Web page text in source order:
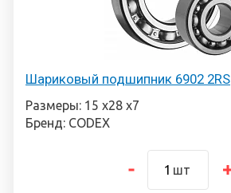
Шариковый подшипник 6902 2RS
Размеры: 15 х28 х7
Бренд: CODEX
шт